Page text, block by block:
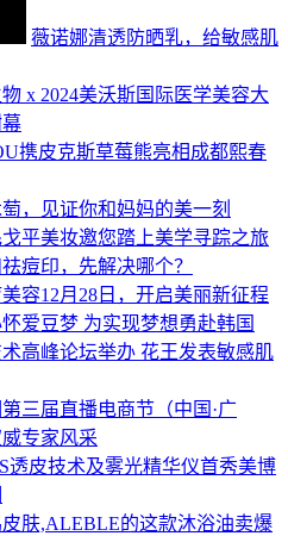
薇诺娜清透防晒乳，给敏感肌
x 2024美沃斯国际医学美容大
携皮克斯草莓熊亮相成都熙春
，见证你和妈妈的美一刻
平美妆邀您踏上美学寻踪之旅
痘印，先解决哪个？
容12月28日，开启美丽新征程
爱豆梦 为实现梦想勇赴韩国
高峰论坛举办 花王发表敏感肌
三届直播电商节（中国·广
专家风采
透皮技术及雾光精华仪首秀美博
肤,ALEBLE的这款沐浴油卖爆